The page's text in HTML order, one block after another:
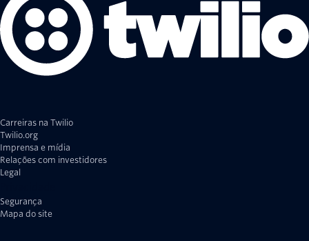
Carreiras na Twilio
Twilio.org
Imprensa e mídia
Relações com investidores
Legal
Segurança
Mapa do site